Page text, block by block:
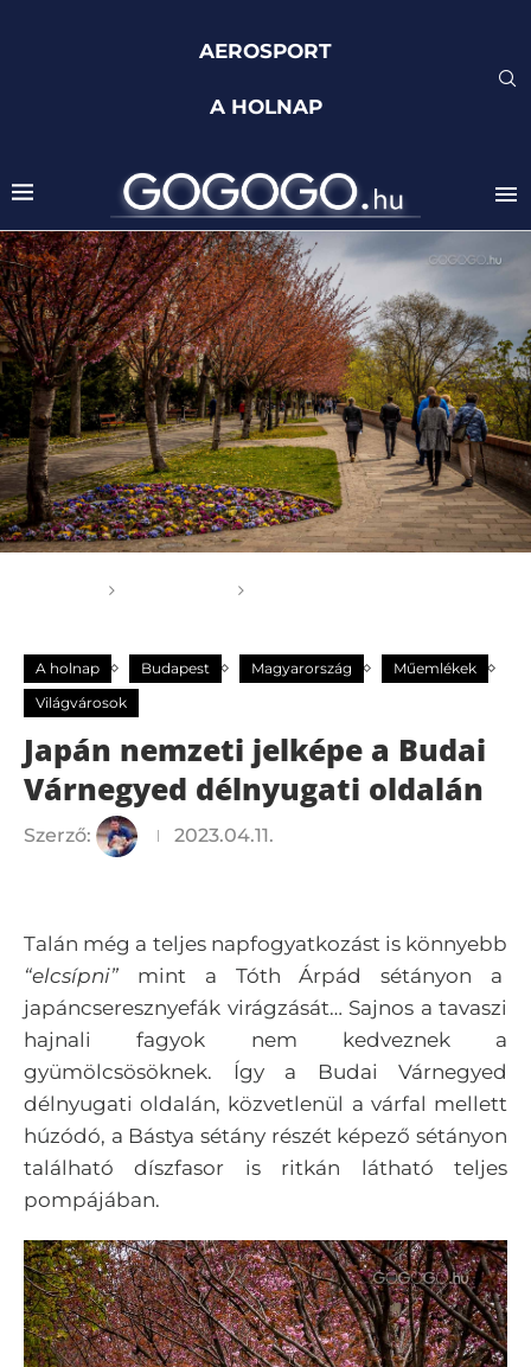
AEROSPORT
A HOLNAP
A holnap Budapest Magyarország
Műemlékek
Világvárosok
Japán nemzeti jelképe a Budai
Várnegyed délnyugati oldalán
Szerző: 2023.04.11.
Talán még a teljes napfogyatkozást is könnyebb
“elcsípni” mint a Tóth Árpád sétányon a
japáncseresznyefák virágzását… Sajnos a tavaszi
hajnali fagyok nem kedveznek a
gyümölcsösöknek. Így a Budai Várnegyed
délnyugati oldalán, közvetlenül a várfal mellett
húzódó, a Bástya sétány részét képező sétányon
található díszfasor is ritkán látható teljes
pompájában.